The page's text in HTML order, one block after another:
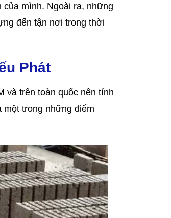
mình. Ngoài ra, những
đến tận nơi trong thời
Phát
và trên toàn quốc nên tính
trong những điểm